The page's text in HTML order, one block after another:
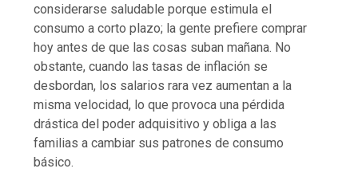
considerarse saludable porque estimula el
consumo a corto plazo; la gente prefiere comprar
hoy antes de que las cosas suban mañana. No
obstante, cuando las tasas de inflación se
desbordan, los salarios rara vez aumentan a la
misma velocidad, lo que provoca una pérdida
drástica del poder adquisitivo y obliga a las
familias a cambiar sus patrones de consumo
básico.